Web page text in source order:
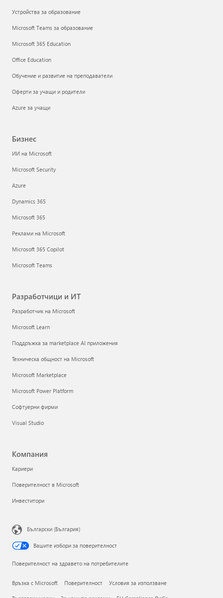
Устройства за образование
Microsoft Teams за образование
Microsoft 365 Education
Office Education
Обучение и развитие на преподаватели
Оферти за учащи и родители
Azure за учащи
Бизнес
ИИ на Microsoft
Microsoft Security
Azure
Dynamics 365
Microsoft 365
Реклами на Microsoft
Microsoft 365 Copilot
Microsoft Teams
Разработчици и ИТ
Разработчик на Microsoft
Microsoft Learn
Поддръжка за marketplace AI приложения
Техническа общност на Microsoft
Microsoft Marketplace
Microsoft Power Platform
Софтуерни фирми
Visual Studio
Компания
Кариери
Поверителност в Microsoft
Инвеститори
Български (България)
Вашите избори за поверителност
Поверителност на здравето на потребителите
Връзка с Microsoft Поверителност Условия за използване